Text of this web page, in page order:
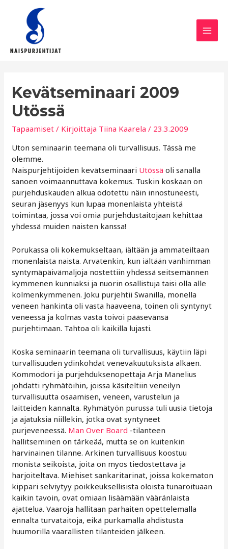
sisältöön
Main
Kevätseminaari 2009
Utössä
Tapaamiset / Kirjoittaja Tiina Kaarela / 23.3.2009
Uton seminaarin teemana oli turvallisuus. Tässä me
olemme.
Naispurjehtijoiden kevätseminaari Utössä oli sanalla
sanoen voimaannuttava kokemus. Tuskin koskaan on
purjehduskauden alkua odotettu näin innostuneesti,
seuran jäsenyys kun lupaa monenlaista yhteistä
toimintaa, jossa voi omia purjehdustaitojaan kehittää
yhdessä muiden naisten kanssa!
Porukassa oli kokemukseltaan, iältään ja ammateiltaan
monenlaista naista. Arvatenkin, kun iältään vanhimman
syntymäpäivämaljoja nostettiin yhdessä seitsemännen
kymmenen kunniaksi ja nuorin osallistuja taisi olla alle
kolmenkymmenen. Joku purjehtii Swanilla, monella
veneen hankinta oli vasta haaveena, toinen oli syntynyt
veneessä ja kolmas vasta toivoi pääsevänsä
purjehtimaan. Tahtoa oli kaikilla lujasti.
Koska seminaarin teemana oli turvallisuus, käytiin läpi
turvallisuuden ydinkohdat venevakuutuksista alkaen.
Kommodori ja purjehduksenopettaja Arja Manelius
johdatti ryhmätöihin, joissa käsiteltiin veneilyn
turvallisuutta osaamisen, veneen, varustelun ja
laitteiden kannalta. Ryhmätyön purussa tuli uusia tietoja
ja ajatuksia niillekin, jotka ovat syntyneet
purjeveneessä. Man Over Board -tilanteen
hallitseminen on tärkeää, mutta se on kuitenkin
harvinainen tilanne. Arkinen turvallisuus koostuu
monista seikoista, joita on myös tiedostettava ja
harjoiteltava. Miehiset sankaritarinat, joissa kokematon
kippari selviytyy poikkeuksellisista oloista tunaroituaan
kaikin tavoin, ovat omiaan lisäämään vääränlaista
ajattelua. Vaaroja hallitaan parhaiten opettelemalla
ennalta turvataitoja, eikä purkamalla ahdistusta
huumorilla vaarallisten tilanteiden jälkeen.